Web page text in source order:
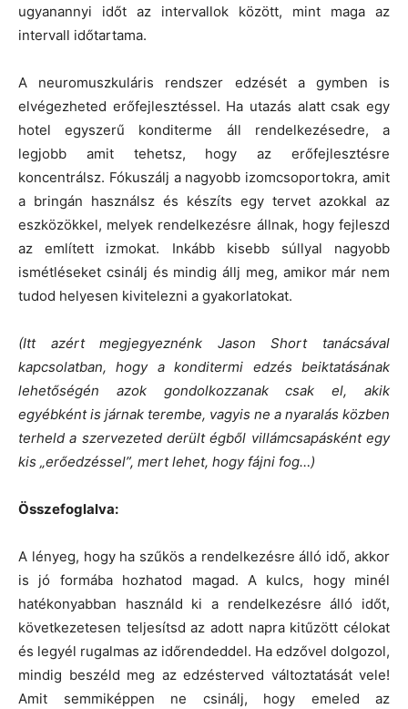
ugyanannyi időt az intervallok között, mint maga az
intervall időtartama.
A neuromuszkuláris rendszer edzését a gymben is
elvégezheted erőfejlesztéssel. Ha utazás alatt csak egy
hotel egyszerű konditerme áll rendelkezésedre, a
legjobb amit tehetsz, hogy az erőfejlesztésre
koncentrálsz. Fókuszálj a nagyobb izomcsoportokra, amit
a bringán használsz és készíts egy tervet azokkal az
eszközökkel, melyek rendelkezésre állnak, hogy fejleszd
az említett izmokat. Inkább kisebb súllyal nagyobb
ismétléseket csinálj és mindig állj meg, amikor már nem
tudod helyesen kivitelezni a gyakorlatokat.
(Itt azért megjegyeznénk Jason Short tanácsával
kapcsolatban, hogy a konditermi edzés beiktatásának
lehetőségén azok gondolkozzanak csak el, akik
egyébként is járnak terembe, vagyis ne a nyaralás közben
terheld a szervezeted derült égből villámcsapásként egy
kis „erőedzéssel”, mert lehet, hogy fájni fog…)
Összefoglalva:
A lényeg, hogy ha szűkös a rendelkezésre álló idő, akkor
is jó formába hozhatod magad. A kulcs, hogy minél
hatékonyabban használd ki a rendelkezésre álló időt,
következetesen teljesítsd az adott napra kitűzött célokat
és legyél rugalmas az időrendeddel. Ha edzővel dolgozol,
mindig beszéld meg az edzésterved változtatását vele!
Amit semmiképpen ne csinálj, hogy emeled az